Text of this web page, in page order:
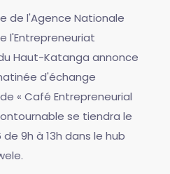
de l'Agence Nationale
l'Entrepreneuriat
Haut-Katanga annonce
d'échange
« Café Entrepreneurial
se tiendra le
9h à 13h dans le hub